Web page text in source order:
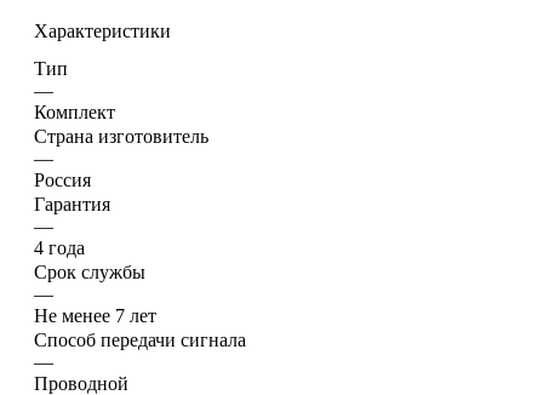
Характеристики
Тип
—
Комплект
Страна изготовитель
—
Россия
Гарантия
—
4 года
Срок службы
—
Не менее 7 лет
Способ передачи сигнала
—
Проводной